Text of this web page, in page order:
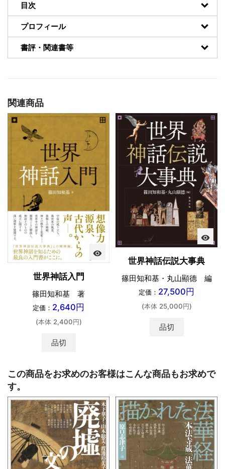
目次
プロフィール
書評・関連書等
関連商品
visibility
世界神話入門
篠田知和基 著
定価： 2,640円
(本体 2,400円)
品切
visibility
世界神話伝説大事典
篠田知和基・丸山顯德 編
定価： 27,500円
(本体 25,000円)
品切
この商品をお求めのお客様はこんな商品もお求めで
す。